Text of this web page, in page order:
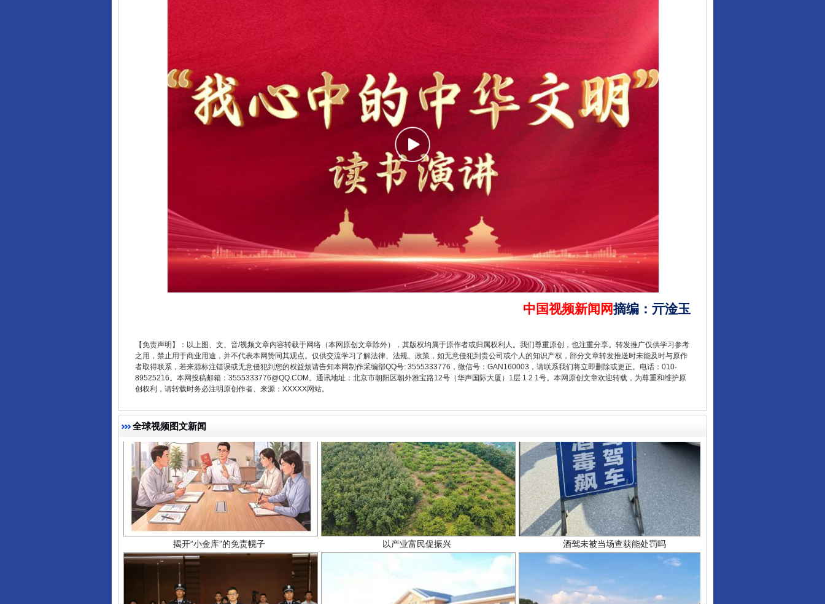
中国视频新闻网摘编 ： 亓淦玉
【免责声明】：以上图、文、音/视频文章内容转载于网络（本网原创文章除外），其版权均属于原作者或归属权利人。我们尊重原创，也注重分享。转发推广仅供学习参考
之用，禁止用于商业用途，并不代表本网赞同其观点。仅供交流学习了解法律、法规、政策，如无意侵犯到贵公司或个人的知识产权，部分文章转发推送时未能及时与原作
者取得联系，若来源标注错误或无意侵犯到您的权益烦请告知本网制作采编部QQ号: 3555333776，微信号：GAN160003，请联系我们将立即删除或更正。电话：010-
89525216。本网投稿邮箱：3555333776@QQ.COM。通讯地址：北京市朝阳区朝外雅宝路12号（华声国际大厦）1层 1 2 1号。本网原创文章欢迎转载，为尊重和维护原
创权利，请转载时务必注明原创作者、来源：XXXXX网站。
全球视频图文新闻
法徽映军营 权益有保障
从数据变化看反腐深化
揭开“小金库”的免责幌子 以产业富民促振兴 酒驾未被当场查获能处罚吗